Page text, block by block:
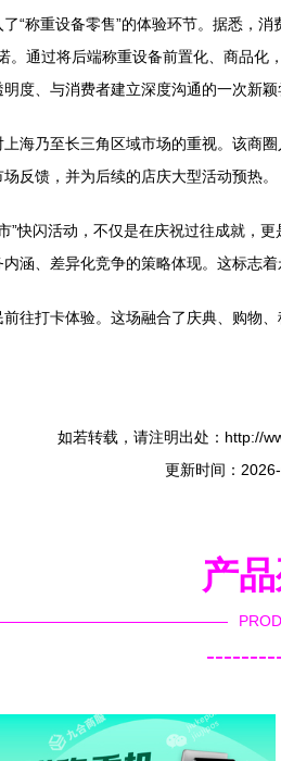
“称重设备零售”的体验环节。据悉，
。通过将后端称重设备前置化、商品
度、与消费者建立深度沟通的一次新颖
海乃至长三角区域市场的重视。该商
反馈，并为后续的店庆大型活动预热。
快闪活动，不仅是在庆祝过往成就，
涵、差异化竞争的策略体现。这标志
往打卡体验。这场融合了庆典、购物
如若转载，请注明出处：http://
更新时间：
产